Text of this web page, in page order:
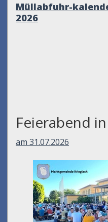
Müllabfuhr-
2026
Feierabend
am 31.07.2026